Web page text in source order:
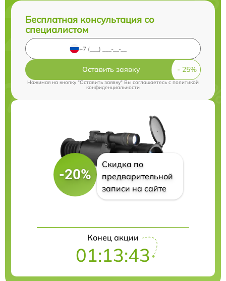
Бесплатная консультация со
специалистом
Оставить заявку
Нажимая на кнопку "Оставить заявку" Вы соглашаетесь cполитикой
конфиденциальности
-20%
Скидка по
предварительной
записи на сайте
Конец акции
01:13:42